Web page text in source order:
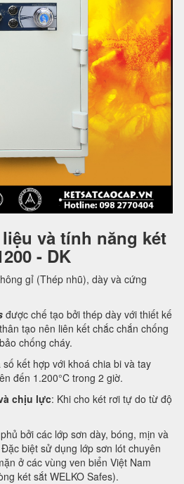
và tính năng két
- DK
gỉ (Thép nhũ), dày và cứng
được chế tạo bởi thép dày với thiết kế
tạo nên liên kết chắc chắn chống
chống cháy.
số kết hợp với khoá chia bi và tay
đến 1.200°C trong 2 giờ.
chịu lực: Khi cho két rơi tự do từ độ
bởi các lớp sơn dày, bóng, mịn và
biệt sử dụng lớp sơn lót chuyên
ở các vùng ven biển Việt Nam
két sắt WELKO Safes).